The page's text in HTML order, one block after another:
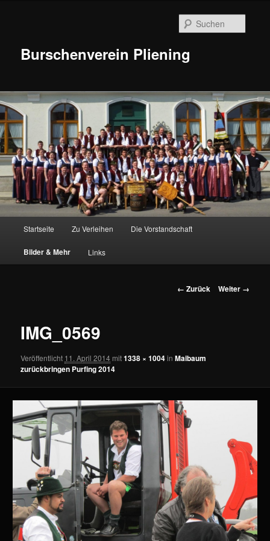
Burschenverein Pliening
Zum
Inhalt
Startseite Zu Verleihen Die Vorstandschaft
Bilder & Mehr Links
Bilder-
← Zurück Weiter →
IMG_0569
Veröffentlicht 11. April 2014 mit1338 × 1004inMaibaum
zurückbringen Purfing 2014